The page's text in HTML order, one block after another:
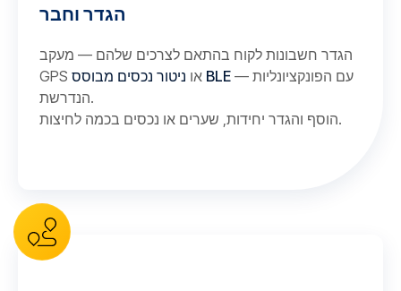
הגדר וחבר
הגדר חשבונות לקוח בהתאם לצרכים שלהם — מעקב
GPS או ניטור נכסים מבוסס BLE — עם הפונקציונליות
הנדרשת.
הוסף והגדר יחידות, שערים או נכסים בכמה לחיצות.